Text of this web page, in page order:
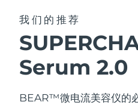
我们的推荐
Serum 2.0
BEAR™微电流美容仪的